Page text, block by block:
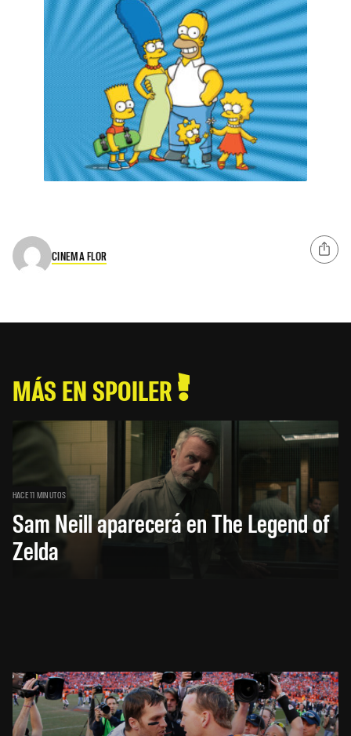
CINEMA FLOR
MÁS EN SPOILER
HACE 11 MINUTOS
Sam Neill aparecerá en The Legend of
Zelda